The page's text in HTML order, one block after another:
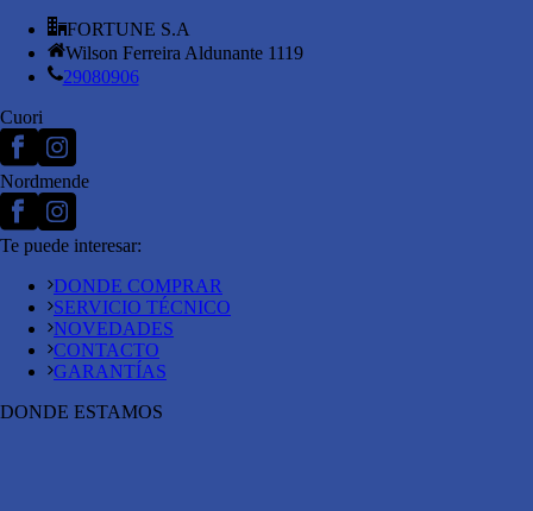
FORTUNE S.A
Wilson Ferreira Aldunante 1119
29080906
Cuori
Nordmende
Te puede interesar:
DONDE COMPRAR
SERVICIO TÉCNICO
NOVEDADES
CONTACTO
GARANTÍAS
DONDE ESTAMOS